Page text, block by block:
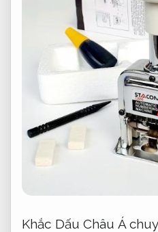
Khắc Dấu Châu Á